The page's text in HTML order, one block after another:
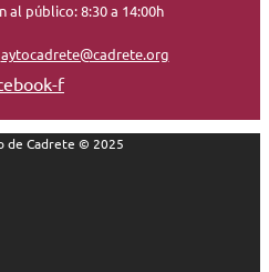
al público: 8:30 a 14:00h
aytocadrete@cadrete.org
f
de Cadrete © 2025